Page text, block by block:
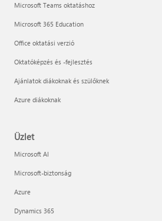
Microsoft Teams oktatáshoz
Microsoft 365 Education
Office oktatási verzió
Oktatóképzés és -fejlesztés
Ajánlatok diákoknak és szülőknek
Azure diákoknak
Üzlet
Microsoft AI
Microsoft-biztonság
Azure
Dynamics 365